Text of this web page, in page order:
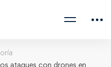
ataques con drones en